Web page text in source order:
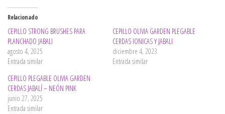
Relacionado
CEPILLO STRONG BRUSHES PARA
PLANCHADO JABALI
agosto 4, 2025
Entrada similar
CEPILLO OLIVIA GARDEN PLEGABLE
CERDAS IONICAS Y JABALI
diciembre 4, 2023
Entrada similar
CEPILLO PLEGABLE OLIVIA GARDEN
CERDAS JABALÍ – NEÓN PINK
junio 27, 2025
Entrada similar